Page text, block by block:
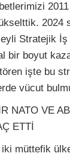
2024
Stratejik
bir boyut
işte bu
vücut
NATO VE
ETTİ
müttefik